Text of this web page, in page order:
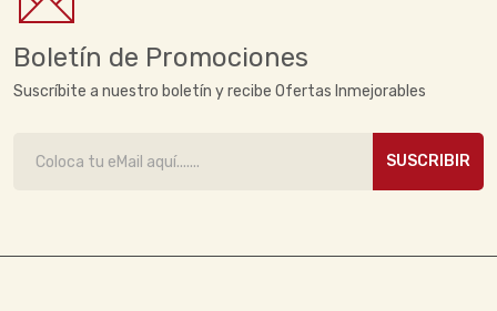
Boletín de Promociones
Suscríbite a nuestro boletín y recibe Ofertas Inmejorables
SUSCRIBIR